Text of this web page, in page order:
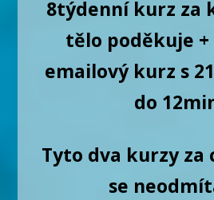
8týdenní kurz za
tělo poděkuje +
emailový kurz s
do
Tyto dva kurzy za
se